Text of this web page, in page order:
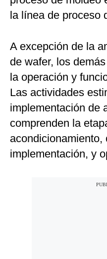
la línea de proceso
A excepción de la
de wafer, los
la operación y
Las actividades
implementación de
comprenden la
acondicionamiento,
implementación, y